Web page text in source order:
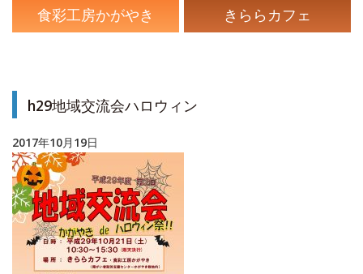
食彩工房かがやき
きららカフェ
h29地域交流会ハロウィン
2017年10月19日